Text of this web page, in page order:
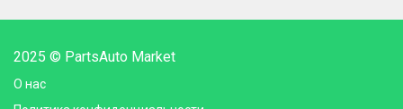
2025 © PartsAuto Market
О нас